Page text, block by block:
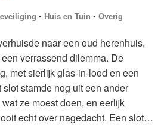
• Huis en Tuin • Overig
naar een oud herenhuis,
verrassend dilemma. De
met sierlijk glas-in-lood en een
stamde nog uit een ander
ze moest doen, en eerlijk
echt over nagedacht. Een slot…